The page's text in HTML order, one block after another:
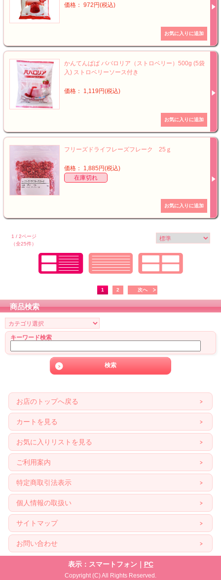
価格： 972円(税込)
かんてんぱぱ ババロリア（ストロベリー）500g (5袋
入) ストロベリーソース付き
価格： 1,119円(税込)
フリーズドライフレーズフレーク 25ｇ
価格： 1,885円(税込)
在庫切れ
1 / 2ページ
（全25件）
1 2 次へ
商品検索
キーワード検索
お店のトップへ戻る
カートを見る
お気に入りリストを見る
ご利用案内
特定商取引法表示
個人情報の取扱い
サイトマップ
お問い合わせ
表示：スマートフォン｜ PC
Copyright (C) All Rights Reserved.